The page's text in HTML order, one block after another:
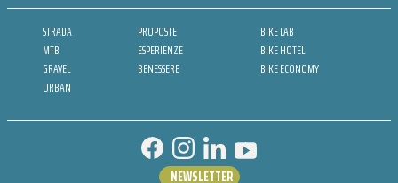
STRADA
MTB
GRAVEL
URBAN
PROPOSTE
ESPERIENZE
BENESSERE
BIKE LAB
BIKE HOTEL
BIKE ECONOMY
NEWSLETTER